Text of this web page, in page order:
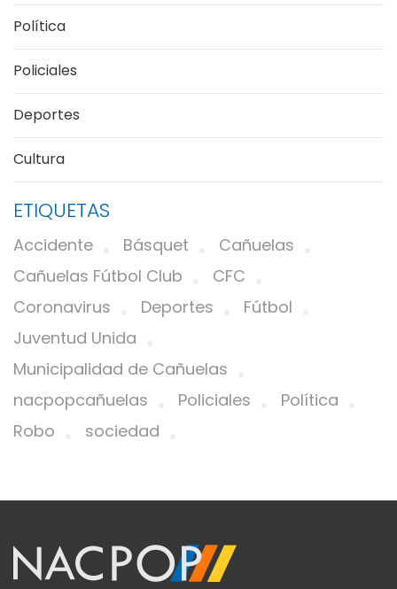
Política
Policiales
Deportes
Cultura
ETIQUETAS
Accidente Básquet
Cañuelas
Cañuelas Fútbol Club
CFC
Coronavirus
Deportes
Fútbol
Juventud Unida
Municipalidad de Cañuelas
nacpopcañuelas
Policiales
Política
Robo
sociedad